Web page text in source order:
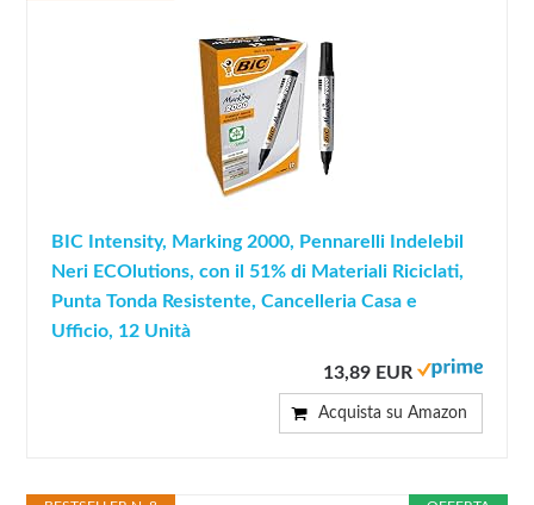
BIC Intensity, Marking 2000, Pennarelli Indelebil
Neri ECOlutions, con il 51% di Materiali Riciclati,
Punta Tonda Resistente, Cancelleria Casa e
Ufficio, 12 Unità
13,89 EUR
Acquista su Amazon